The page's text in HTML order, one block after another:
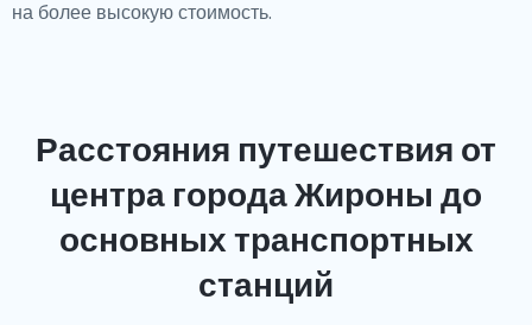
на более высокую стоимость.
Расстояния путешествия от
центра города Жироны до
основных транспортных
станций